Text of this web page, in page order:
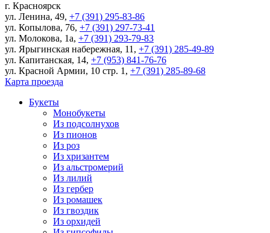
г. Красноярск
ул. Ленина, 49, +7 (391) 295-83-86
ул. Копылова, 76, +7 (391) 297-73-41
ул. Молокова, 1а, +7 (391) 293-79-83
ул. Ярыгинская набережная, 11 , +7 (391) 285-49-89
ул. Капитанская, 14, +7 (953) 841-76-76
ул. Красной Армии, 10 стр. 1 , +7 (391) 285-89-68
Карта проезда
Букеты
Монобукеты
Из подсолнухов
Из пионов
Из роз
Из хризантем
Из альстромерий
Из лилий
Из гербер
Из ромашек
Из гвоздик
Из орхидей